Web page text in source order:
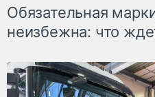
Обязательная
неизбежна: что